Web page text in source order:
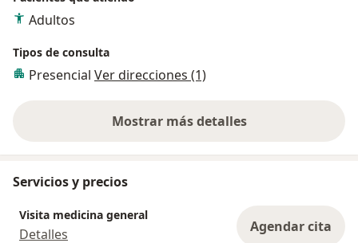
Adultos
Tipos de consulta
Presencial Ver direcciones (1)
Mostrar más detalles
sobre la experiencia
Servicios y precios
Visita medicina general
Detalles Agendar cita